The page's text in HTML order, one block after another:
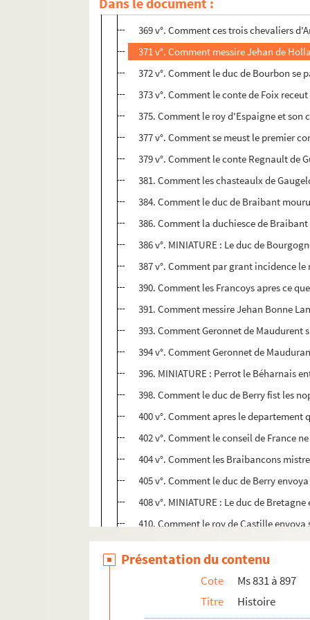
368. Comment le duc de Lancastre
369 v°. Comment ces trois chevaliers
371 v°. Comment messire Jehan de
372 v°. Comment le duc de Bourbon
373 v°. Comment le conte de Foix
375. Comment le roy d'Espaigne et
377 v°. Comment se meust le premier
379 v°. Comment le conte Regnault
381. Comment les chasteaulx de
384. Comment le duc de Braibant
386. Comment la duchiesce de
386 v°. MINIATURE : Le duc de
387 v°. Comment par grant incidence
390. Comment les Francoys apres ce
391. Comment messire Jehan Bonne
393. Comment Geronnet de
394 v°. Comment Geronnet de
396. MINIATURE : Perrot le Béharnais
398. Comment le duc de Berry fist les
400 v°. Comment apres le departement
402 v°. Comment le conseil de France
404 v°. Comment les Braibancons
405 v°. Comment le duc de Berry
408 v°. MINIATURE : Le duc de
410. Comment le roy de Castille
412. Comment les ducs de Berry et de
413 v°. Comment le roy Los entra a
414 v°. Comment le conte d'Arondel
416 v°. Comment ceulx de Rochelloys
Présentation du contenu
Cote
Ms 831 à 897
Titre
Histoire